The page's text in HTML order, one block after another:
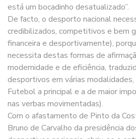
está um bocadinho desatualizado”.
De facto, o desporto nacional
credibilizados, competitivos e bem
financeira e desportivamente),
necessita destas formas de
modernidade e de eficiência,
desportivos em várias
Futebol a principal e a de maior
nas verbas movimentadas).
Com o afastamento de Pinto da
Bruno de Carvalho da presidência